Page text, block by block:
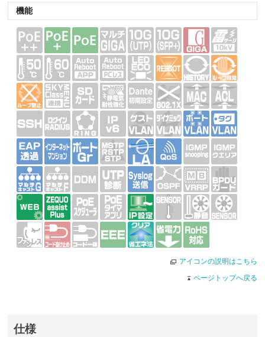
機能
アイコンの説明はこちら
ページトップへ戻る
仕様